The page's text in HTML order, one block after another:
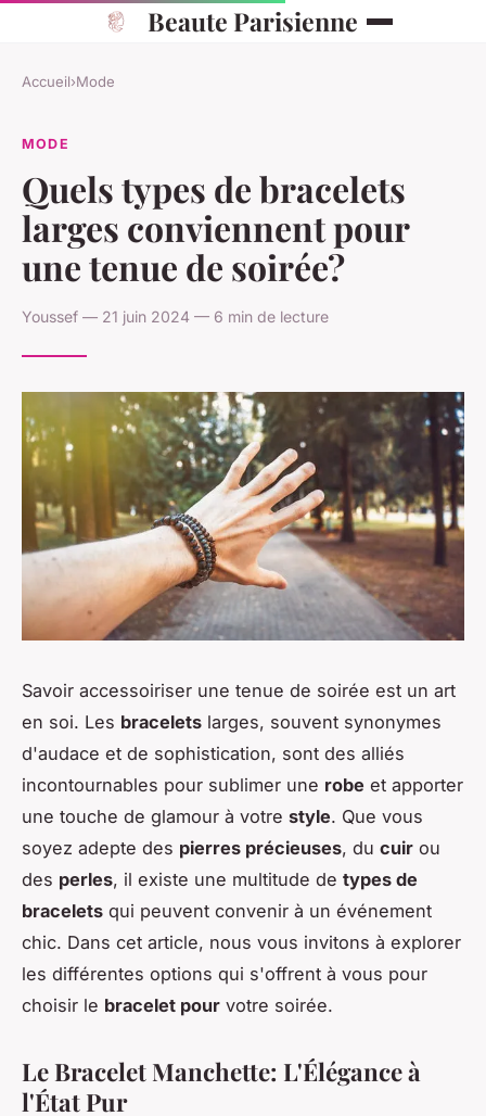
Beaute Parisienne
Accueil›Mode
MODE
Quels types de bracelets
larges conviennent pour
une tenue de soirée?
Youssef — 21 juin 2024 — 6 min de lecture
Savoir accessoiriser une tenue de soirée est un art
en soi. Les bracelets larges, souvent synonymes
d'audace et de sophistication, sont des alliés
incontournables pour sublimer une robe et apporter
une touche de glamour à votre style. Que vous
soyez adepte des pierres précieuses, du cuir ou
des perles, il existe une multitude de types de
bracelets qui peuvent convenir à un événement
chic. Dans cet article, nous vous invitons à explorer
les différentes options qui s'offrent à vous pour
choisir le bracelet pour votre soirée.
Le Bracelet Manchette: L'Élégance à
l'État Pur